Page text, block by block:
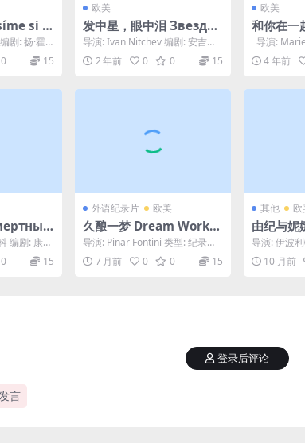
si p
剧: 扬·霍
0 15
欧美
发中星，眼中泪 Звезди
в косите, сълзи в очи
те (1977)
导演: Ivan Nitchev 编剧: 安吉尔·
瓦根施泰因 主演: Petar...
2 年前 0 0 15
欧美
和你在
baví
导演:
剧: 玛丽·波
4 年前
编剧: 康斯
西里·马卡
0 15
外语纪录片 欧美
久酿一梦 Dream Worker
s (2022)
导演: Pinar Fontini 类型: 纪录片
制片国家/地区: 土耳其 上...
7 月前 0 0 15
其他 欧
由纪与
(2009)
导演: 伊波
彦 编剧: 伊
访敦...10 月前
言
登录后评论